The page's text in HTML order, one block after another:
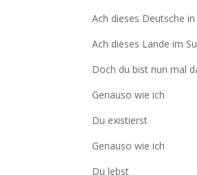
Ach dieses Deutsche
Ach dieses Lande im
Doch du bist nun mal
Genauso wie ich
Du existierst
Genauso wie ich
Du lebst